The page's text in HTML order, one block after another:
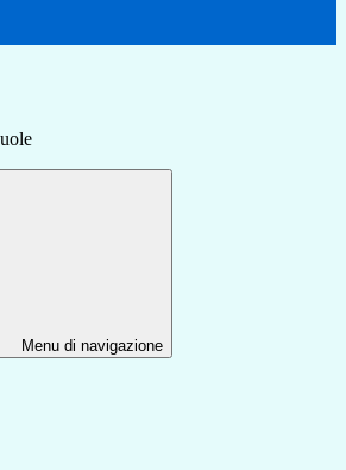
Menu di navigazione